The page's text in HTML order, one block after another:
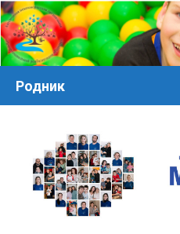
Перейти
к
контенту
Родник